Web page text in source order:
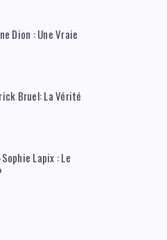
Dion : Une Vraie
Bruel: La Vérité
Lapix : Le